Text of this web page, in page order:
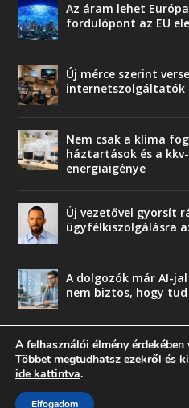
Az áram lehet
fordulópont az EU
Új mérce szerint
internetszolgáltatók
Nem csak a klíma
háztartások és a
energiaigénye
Új vezetővel gyorsít
ügyfélkiszolgálásra
A dolgozók már AI-
nem biztos, hogy
A felhasználói élmény
Többet megtudhatsz ezekről és
ide kattintva.
Elfogadom